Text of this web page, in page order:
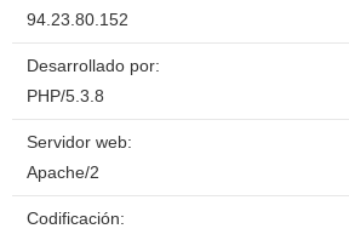
94.23.80.152
Desarrollado por:
PHP/5.3.8
Servidor web:
Apache/2
Codificación: